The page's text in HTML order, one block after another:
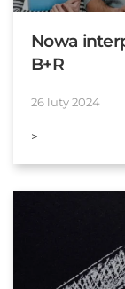
Nowa
B+R
26 luty 2024
>